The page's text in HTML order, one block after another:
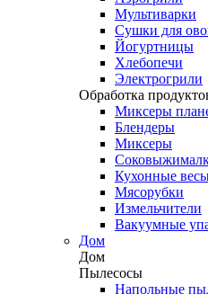
Мультиварки
Сушки для
Йогуртницы
Хлебопечи
Электрогрили
Обработка
Миксеры
Блендеры
Миксеры
Кухонные
Мясорубки
Измельчители
Вакуумные
Дом
Дом
Пылесосы
Напольные